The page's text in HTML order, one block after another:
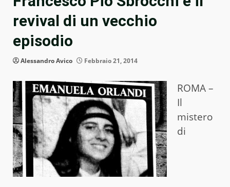
revival di un vecchio
episodio
Alessandro Avico Febbraio 21, 2014
ROMA –
Il
mistero
di